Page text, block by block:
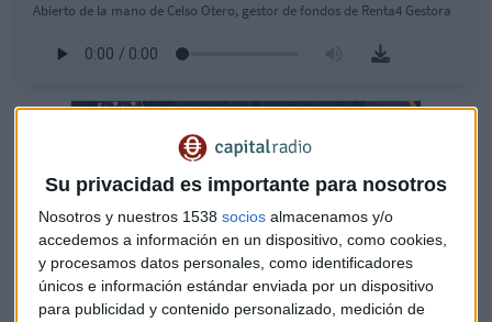
Su privacidad es importante para nosotros
Nosotros y nuestros 1538 socios almacenamos y/o
accedemos a información en un dispositivo, como cookies,
y procesamos datos personales, como identificadores
únicos e información estándar enviada por un dispositivo
para publicidad y contenido personalizado, medición de
Abierto de la mano de Celso Otero, gestor de fondos de Renta4 Gestora